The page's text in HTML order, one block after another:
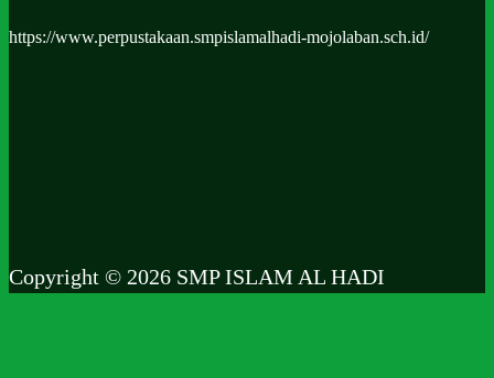
https://www.perpustakaan.smpislamalhadi-mojolaban.sch.id/
Copyright © 2026 SMP ISLAM AL HADI